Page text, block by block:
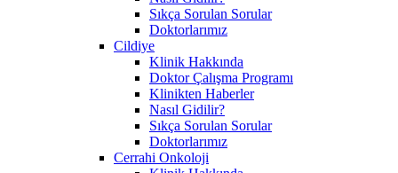
Sıkça Sorulan Sorular
Doktorlarımız
Cildiye
Klinik Hakkında
Doktor Çalışma Programı
Klinikten Haberler
Nasıl Gidilir?
Sıkça Sorulan Sorular
Doktorlarımız
Cerrahi Onkoloji